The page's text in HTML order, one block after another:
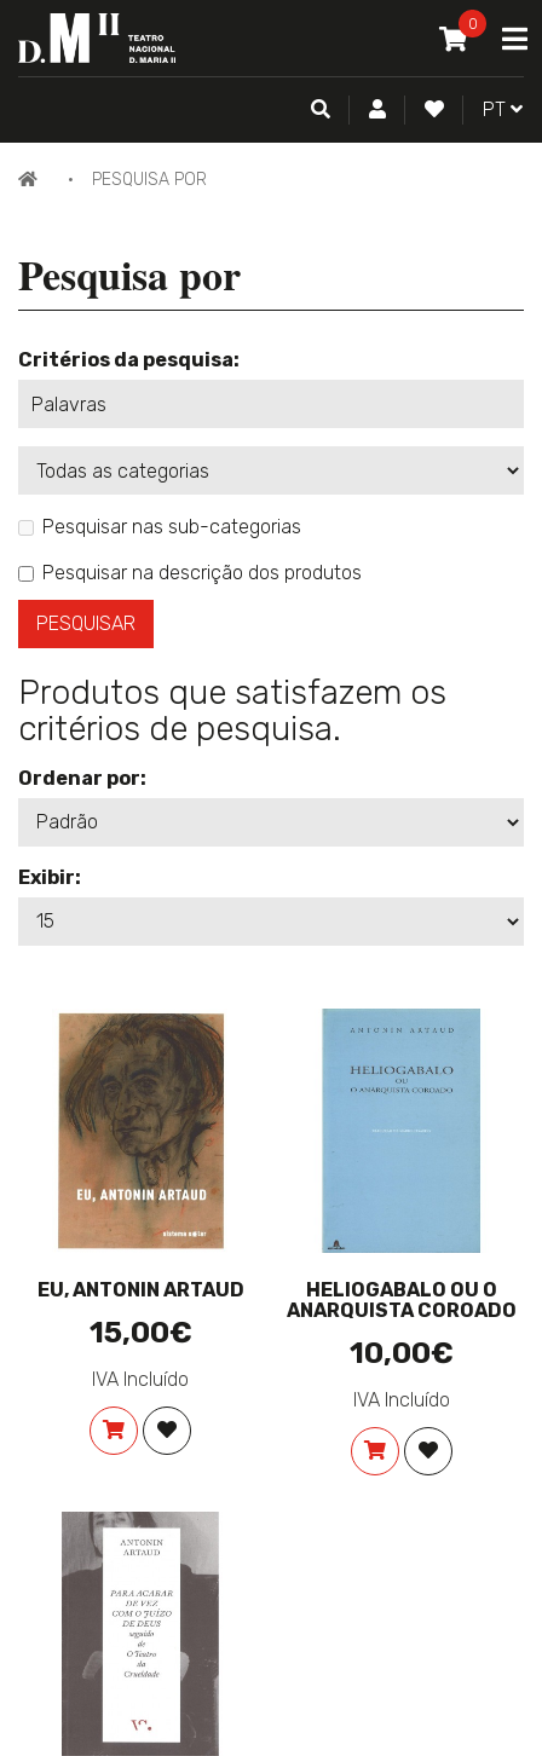
0
O MEU
ITEM(S) -
PESQUISACONTA DEFAZER
PT
PÁGINA PESQUISA POR
Pesquisa por
Critérios da pesquisa:
Categorias
Pesquisar nas sub-categorias
Pesquisar na descrição dos produtos
Produtos que satisfazem os
critérios de pesquisa.
Ordenar por:
Exibir:
EU, ANTONIN ARTAUD
15,00€
IVA Incluído
COMPRARADICIONAR À LISTA DE DESEJOS
HELIOGABALO OU O
ANARQUISTA COROADO
10,00€
IVA Incluído
COMPRARADICIONAR